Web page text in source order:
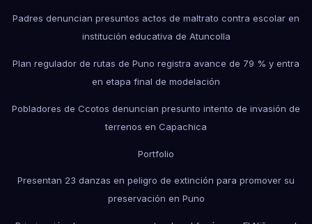
Padres denuncian presuntos actos de maltrato contra escolar en
institución educativa de Atuncolla
Plan regulador de rutas de Puno registra avance de 79 % y entra
en etapa final de modelación
Pobladores de Ccotos denuncian presunto intento de invasión de
terrenos en Capachica
Portfolio
Presentan 23 danzas en peligro de extinción para promover su
preservación en Puno